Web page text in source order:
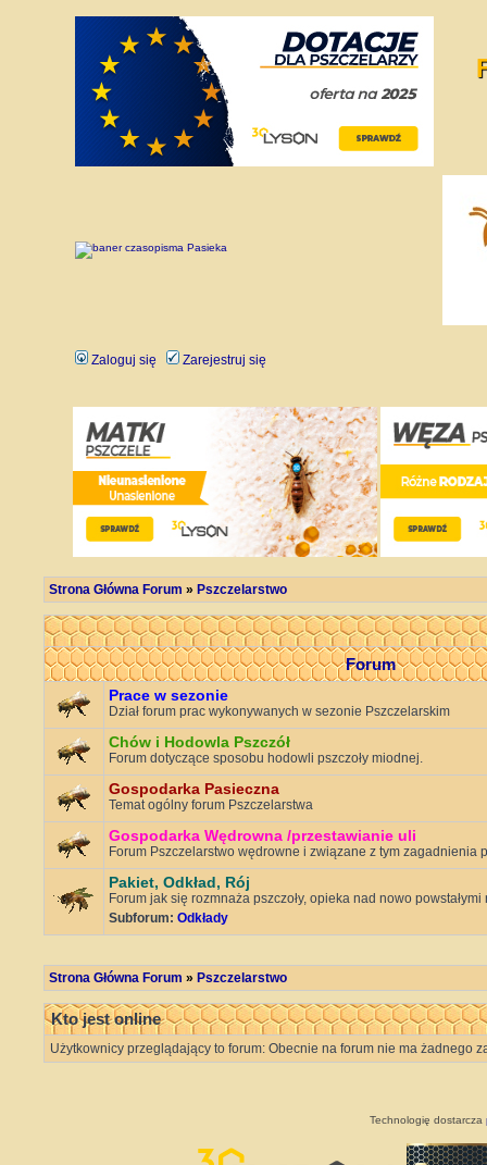
Zaloguj się Zarejestruj się
Strona Główna Forum » Pszczelarstwo
Forum
Prace w sezonie
Dział forum prac wykonywanych w sezonie Pszczelarskim
Chów i Hodowla Pszczół
Forum dotyczące sposobu hodowli pszczoły miodnej.
Gospodarka Pasieczna
Temat ogólny forum Pszczelarstwa
Gospodarka Wędrowna /przestawianie uli
Forum Pszczelarstwo wędrowne i związane z tym zagadnienia
Pakiet, Odkład, Rój
Forum jak się rozmnaża pszczoły, opieka nad nowo
Subforum: Odkłady
Strona Główna Forum » Pszczelarstwo
Kto jest online
Użytkownicy przeglądający to forum: Obecnie na forum nie ma żadnego
Technologię dostarcza